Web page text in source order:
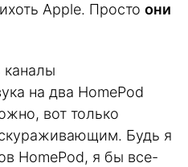
Apple. Просто они
каналы
на два HomePod
вот только
Будь я
HomePod, я бы все-